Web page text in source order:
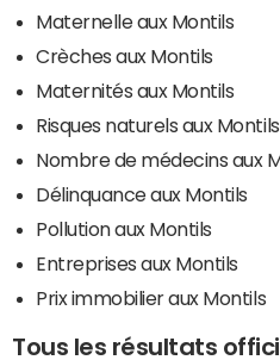
Maternelle aux Montils
Crèches aux Montils
Maternités aux Montils
Risques naturels aux Montils
Nombre de médecins aux
Délinquance aux Montils
Pollution aux Montils
Entreprises aux Montils
Prix immobilier aux Montils
Tous les résultats